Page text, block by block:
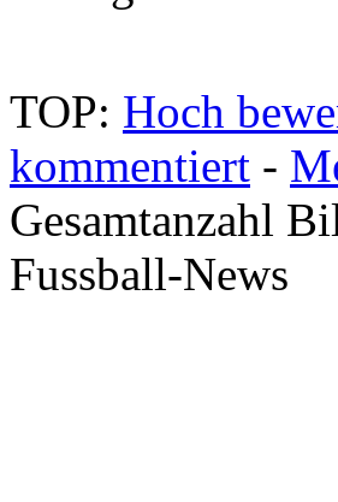
TOP: Hoch
kommentiert -
Gesamtanzahl
Fussball-News